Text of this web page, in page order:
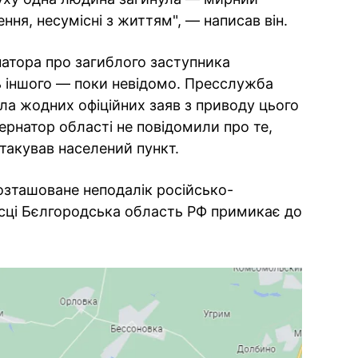
несумісні з життям", — написав він.
про загиблого заступника
іншого — поки невідомо. Пресслужба
жодних офіційних заяв з приводу цього
області не повідомили про те,
населений пункт.
неподалік російсько-
Бєлгородська область РФ примикає до